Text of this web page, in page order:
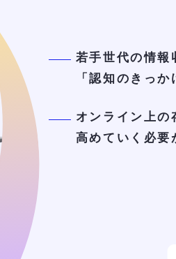
若手世代の情報
「認知のきっ
オンライン上の
高めていく必要